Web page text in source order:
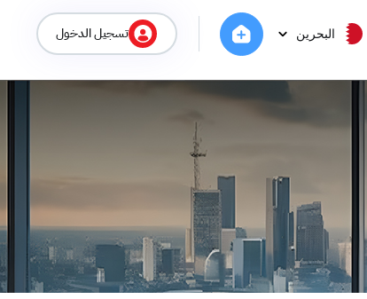
البحرين تسجيل الدخول